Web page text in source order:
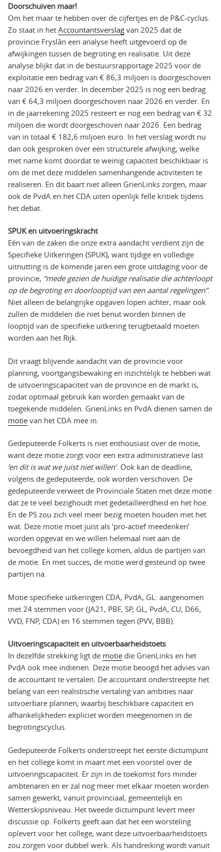
Doorschuiven maar!
Om het maar te hebben over de cijfertjes en de P&C-cyclus.
Zo staat in het Accountantsverslag van 2025 dat de
provincie Fryslân een analyse heeft uitgevoerd op de
afwijkingen tussen de begroting en realisatie. Uit deze
analyse blijkt dat in de bestuursrapportage 2025 voor de
exploitatie een bedrag van € 86,3 miljoen is doorgeschoven
naar 2026 en verder. In december 2025 is nog een bedrag
van € 64,3 miljoen doorgeschoven naar 2026 en verder. En
in de jaarrekening 2025 resteert er nog een bedrag van € 32
miljoen die wordt doorgeschoven naar 2026. Een bedrag
van in totaal € 182,6 miljoen euro. In het verslag wordt nu
dan ook gesproken over een structurele afwijking, welke
met name komt doordat te weinig capaciteit beschikbaar is
om de met deze middelen samenhangende activiteiten te
realiseren. En dit baart niet alleen GrienLinks zorgen, maar
ook de PvdA en het CDA uiten openlijk felle kritiek tijdens
het debat.
SPUK en uitvoeringskracht
Eén van de zaken die onze extra aandacht verdient zijn de
Specifieke Uitkeringen (SPUK), want tijdige en volledige
uitnutting is de komende jaren een grote uitdaging voor de
provincie, “mede gezien de huidige realisatie die achterloopt
op de begroting en doorlooptijd van een aantal regelingen”.
Niet alleen de belangrijke opgaven lopen achter, maar ook
zullen de middelen die niet benut worden binnen de
looptijd van de specifieke uitkering terugbetaald moeten
worden aan het Rijk.
Dit vraagt blijvende aandacht van de provincie voor
planning, voortgangsbewaking en inzichtelijk te hebben wat
de uitvoeringscapaciteit van de provincie en de markt is,
zodat optimaal gebruik kan worden gemaakt van de
toegekende middelen. GrienLinks en PvdA dienen samen de
motie van het CDA mee in.
Gedeputeerde Folkerts is niet enthousiast over de motie,
want deze motie zorgt voor een extra administratieve last
‘en dit is wat we juist niet willen’. Ook kan de deadline,
volgens de gedeputeerde, ook worden verschoven. De
gedeputeerde verweet de Provinciale Staten met deze motie
dat ze te veel bezighoudt met gedetailleerdheid en het hoe.
En de PS zou zich veel meer bezig moeten houden met het
wat. Deze motie moet juist als ‘pro-actief meedenken’
worden opgevat en we willen helemaal niet aan de
bevoegdheid van het college komen, aldus de partijen van
de motie. En met succes, de motie werd gesteund op twee
partijen na.
Motie specifieke uitkeringen CDA, PvdA, GL: aangenomen
met 24 stemmen voor (JA21, PBF, SP, GL, PvdA, CU, D66,
VVD, FNP, CDA) en 16 stemmen tegen (PVV, BBB).
Uitvoeringscapaciteit en uitvoerbaarheidstoets
In dezelfde strekking ligt de motie die GrienLinks en het
PvdA ook mee indienen. Deze motie beoogd het advies van
de accountant te vertalen. De accountant onderstreepte het
belang van een realistische vertaling van ambities naar
uitvoerbare plannen, waarbij beschikbare capaciteit en
afhankelijkheden expliciet worden meegenomen in de
begrotingscyclus.
Gedeputeerde Folkerts onderstreept het eerste dictumpunt
en het college komt in maart met een voorstel over de
uitvoeringscapaciteit. Er zijn in de toekomst fors minder
ambtenaren en er zal nog meer met elkaar moeten worden
samen gewerkt, vanuit provinciaal, gemeentelijk en
Wetterskipsniveau. Het tweede dictumpunt levert meer
discussie op. Folkerts geeft aan dat het een worsteling
oplevert voor het college, want deze uitvoerbaarheidstoets
zou zorgen voor dubbel werk. Als handreiking wordt vanuit